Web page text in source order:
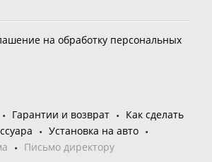
на обработку персональных
Гарантии и возврат
Как сделать
Установка на авто
Письмо директору